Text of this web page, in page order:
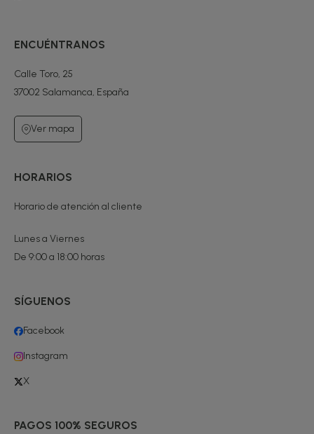
ENCUÉNTRANOS
Calle Toro, 25
37002 Salamanca, España
Ver mapa
HORARIOS
Horario de atención al cliente
Lunes a Viernes
De 9:00 a 18:00 horas
SÍGUENOS
Facebook
Instagram
X
PAGOS 100% SEGUROS